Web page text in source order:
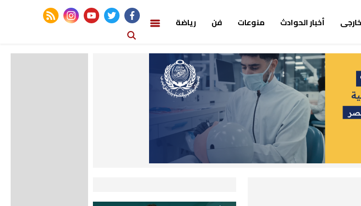
خارجى أخبار الحوادث منوعات فن رياضة
facebook
twitter
youtube
instagram
rss feed